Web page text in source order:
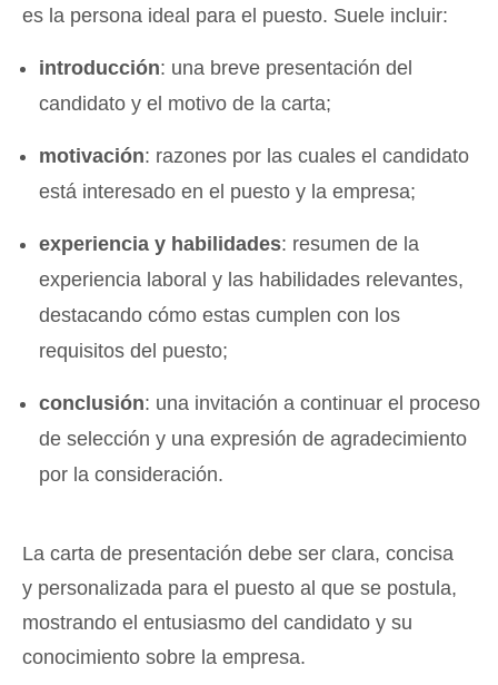
es la persona ideal para el puesto. Suele incluir:
introducción: una breve presentación del
candidato y el motivo de la carta;
motivación: razones por las cuales el candidato
está interesado en el puesto y la empresa;
experiencia y habilidades: resumen de la
experiencia laboral y las habilidades relevantes,
destacando cómo estas cumplen con los
requisitos del puesto;
conclusión: una invitación a continuar el proceso
de selección y una expresión de agradecimiento
por la consideración.
La carta de presentación debe ser clara, concisa
y personalizada para el puesto al que se postula,
mostrando el entusiasmo del candidato y su
conocimiento sobre la empresa.